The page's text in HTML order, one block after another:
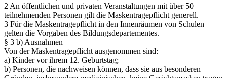
2 An öffentlichen und privaten Veranstaltungen mit über 50
teilnehmenden Personen gilt die Maskentragepflicht generell.
3 Für die Maskentragepflicht in den Innenräumen von Schulen
gelten die Vorgaben des Bildungsdepartementes.
§ 3 b) Ausnahmen
Von der Maskentragepflicht ausgenommen sind:
a) Kinder vor ihrem 12. Geburtstag;
b) Personen, die nachweisen können, dass sie aus besonderen